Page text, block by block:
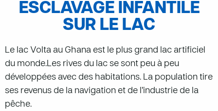
ESCLAVAGE INFANTILE
SUR LE LAC
Le lac Volta au Ghana est le plus grand lac artificiel
du monde.Les rives du lac se sont peu à peu
développées avec des habitations. La population tire
ses revenus de la navigation et de l’industrie de la
pêche.